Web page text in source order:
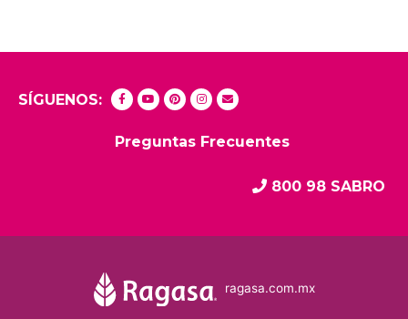
SÍGUENOS:
Preguntas Frecuentes
800 98 SABRO
ragasa.com.mx